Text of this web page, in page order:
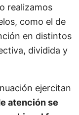
realizamos
como el de
en distintos
dividida y
ejercitan
atención se